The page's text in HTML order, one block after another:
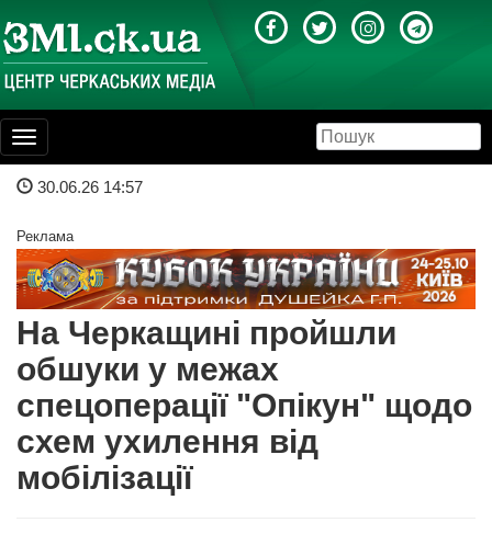
Toggle
navigation
30.06.26 14:57
Реклама
На Черкащині пройшли
обшуки у межах
спецоперації "Опікун" щодо
схем ухилення від
мобілізації